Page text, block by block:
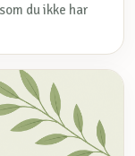
du ikke har